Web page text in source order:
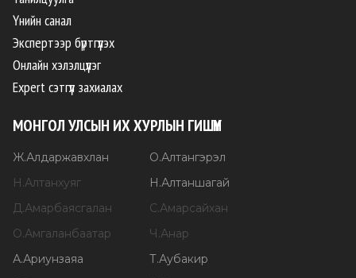
Үнийн санал
Экспертээр бүртгүүлэх
Онлайн хэлэлцүүлэг
Expert сэтгүүл захиалах
МОНГОЛ УЛСЫН ИХ ХУРЛЫН ГИШҮҮН
Ж.Алдаржавхлан О.Алтангэрэл
Н.Алтанхуяг Н.Алтаншагай
Д.Амарбаясгалан С.Амарсайхан
О.Амгаланбаатар Ч.Анар
А.Ариунзаяа Т.Аубакир